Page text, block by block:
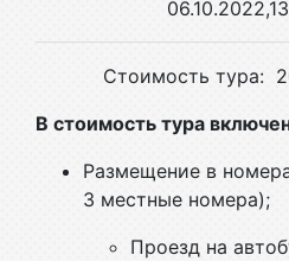
Стоимость тура:
В стоимость тура
Размещение в
3 местные номера);
Проезд на